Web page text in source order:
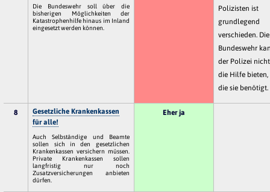
Die Bundeswehr soll über die
bisherigen Möglichkeiten der
Katastrophenhilfe hinaus im Inland
eingesetzt werden können.
Polizisten ist
grundlegend
verschieden. Die
Bundeswehr
der Polizei nicht
die Hilfe bieten,
die sie benötigt.
8
Gesetzliche Krankenkassen
für alle!
Auch Selbständige und Beamte
sollen sich in den gesetzlichen
Krankenkassen versichern müssen.
Private Krankenkassen sollen
langfristig nur noch
Zusatzversicherungen anbieten
dürfen.
Eher ja